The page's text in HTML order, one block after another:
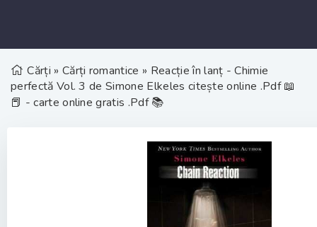
Cărți » Cărți romantice » Reacție în lanț - Chimie
perfectă Vol. 3 de Simone Elkeles citește online .Pdf 📖
📕 - carte online gratis .Pdf 📚